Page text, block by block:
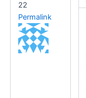
22
Permalink